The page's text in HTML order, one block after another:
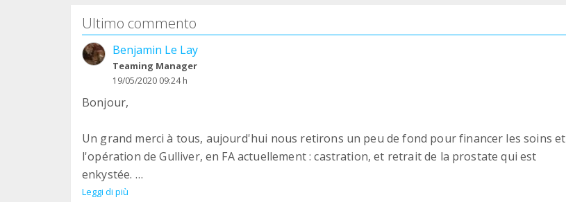
Ultimo commento
Benjamin Le Lay
Teaming Manager
19/05/2020 09:24 h
Bonjour,
Un grand merci à tous, aujourd'hui nous retirons un peu de fond pour financer les soins et
l'opération de Gulliver, en FA actuellement : castration, et retrait de la prostate qui est
enkystée.
Leggi di più